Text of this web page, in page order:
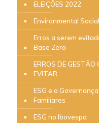
ELEIÇÕES 2022
Environmental
Erros a serem
Base Zero
ERROS DE GESTÃO
EVITAR
ESG e a
Familiares
ESG no Ibovespa